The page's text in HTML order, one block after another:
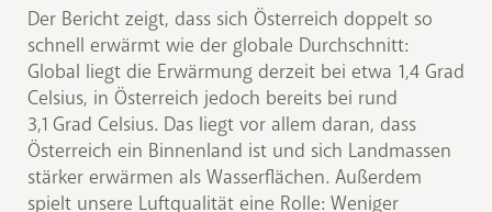
Der Bericht zeigt, dass sich Österreich doppelt so
schnell erwärmt wie der globale Durchschnitt:
Global liegt die Erwärmung derzeit bei etwa 1,4 Grad
Celsius, in Österreich jedoch bereits bei rund
3,1 Grad Celsius. Das liegt vor allem daran, dass
Österreich ein Binnenland ist und sich Landmassen
stärker erwärmen als Wasserflächen. Außerdem
spielt unsere Luftqualität eine Rolle: Weniger